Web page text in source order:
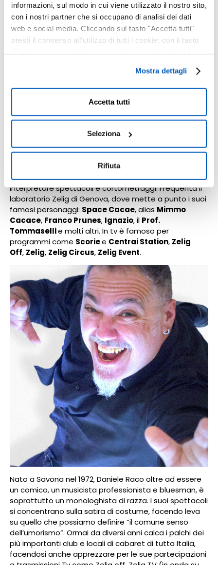
informazioni, sul modo in cui viene utilizzato il nostro sito,
con i nostri partner che si occupano di analisi dei dati
web e social media. Cliccando sul tasto "Accetta tutti"
presti il consenso all'utilizzo di tutti i cookie; con il tasto
destra puoi continuare la navigazione solo con l'utilizzo
dei cookie necessari. Per saperne di più ed
eventualmente modificare il tuo consenso, consulta
liberamente prestare, rifiutare o revocare il proprio
consenso in qualsiasi momento, accedendo al pannello
Mostra Dettagli.
Mostra dettagli
Accetta tutti
Seleziona
Rifiuta
, nasce a La Spezia e si trasferisce a
Genova all’età di 10 anni. Dopo la maturità classica, si
laurea in giurisprudenza. Negli stessi anni coltiva la
passione del teatro, frequentando un laboratorio; tra
unRiccardo IIIe altri spettacoli suPaveseedAllan
Poe, incontra quelli che diventeranno amici e
compagni di scorribande. Con loro fonderà una
compagnia teatrale e comincerà a produrre ed
interpretare spettacoli e cortometraggi. Frequenta il
laboratorio Zelig di Genova, dove mette a punto i suoi
famosi personaggi: Space Cacae, alias Mimmo
Cacace, Franco Prunes, Ignazio, il Prof.
Tommasellie molti altri. In tv è famoso per
programmi come Scoriee Centrai Station, Zelig
Off, Zelig, Zelig Circus, Zelig Event.
Nato a Savona nel 1972, Daniele Raco oltre ad essere
un comico, un musicista professionista e bluesman, è
soprattutto un monologhista di razza. I suoi spettacoli
si concentrano sulla satira di costume, facendo leva
su quello che possiamo definire “il comune senso
dell’umorismo”. Ormai da diversi anni calca i palchi dei
più importanti club e locali di cabaret di tutta Italia,
facendosi anche apprezzare per le sue partecipazioni